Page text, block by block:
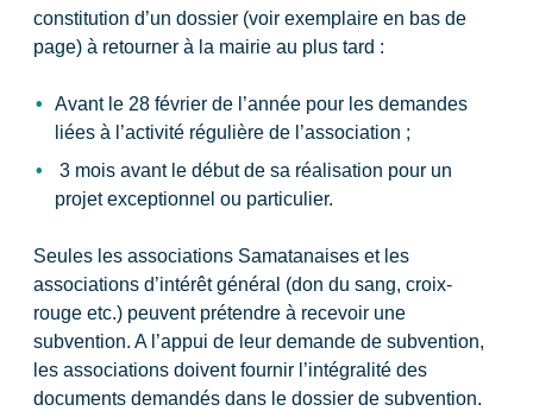
constitution d’un dossier (voir exemplaire en bas de
page) à retourner à la mairie au plus tard :
Avant le 28 février de l’année pour les demandes
liées à l’activité régulière de l’association ;
3 mois avant le début de sa réalisation pour un
projet exceptionnel ou particulier.
Seules les associations Samatanaises et les
associations d’intérêt général (don du sang, croix-
rouge etc.) peuvent prétendre à recevoir une
subvention. A l’appui de leur demande de subvention,
les associations doivent fournir l’intégralité des
documents demandés dans le dossier de subvention.